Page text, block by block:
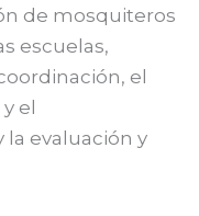
de mosquiteros
escuelas,
el
el
evaluación y